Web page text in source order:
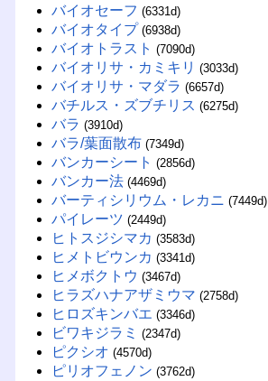
バイオセーフ (6331d)
バイオタイプ (6938d)
バイオトラスト (7090d)
バイオリサ・カミキリ (3033d)
バイオリサ・マダラ (6657d)
バチルス・ズブチリス (6275d)
バラ (3910d)
バラ/葉面散布 (7349d)
バンカーシート (2856d)
バンカー法 (4469d)
バーティシリウム・レカニ (7449d)
パイレーツ (2449d)
ヒトスジシマカ (3583d)
ヒメトビウンカ (3341d)
ヒメボクトウ (3467d)
ヒラズハナアザミウマ (2758d)
ヒロズキンバエ (3346d)
ビワキジラミ (2347d)
ピクシオ (4570d)
ピリオフェノン (3762d)